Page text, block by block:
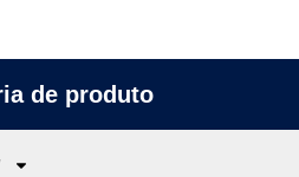
de produto